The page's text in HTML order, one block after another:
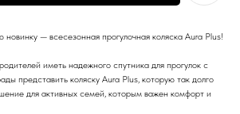
новинку — всесезонная прогулочная коляска Aura Plus!
иметь надежного спутника для прогулок с
представить коляску Aura Plus, которую так долго
для активных семей, которым важен комфорт и